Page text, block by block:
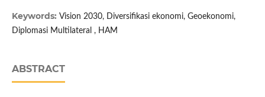
Keywords: Vision 2030, Diversifikasi ekonomi, Geoekonomi,
Diplomasi Multilateral , HAM
ABSTRACT